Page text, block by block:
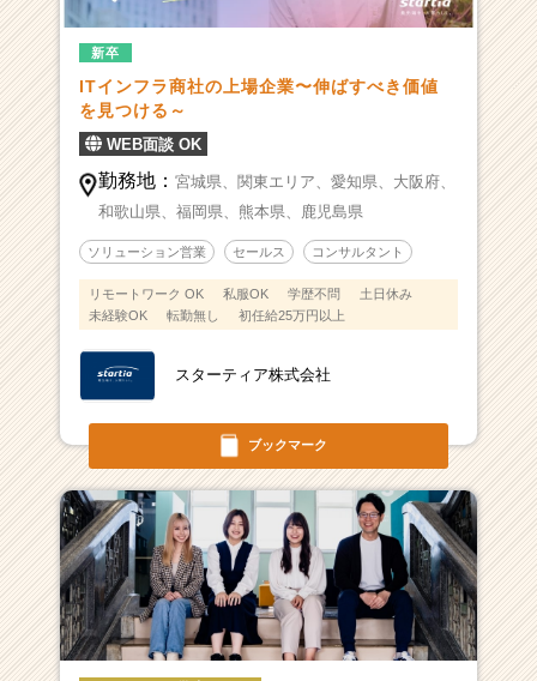
ブックマーク
新卒
ITインフラ商社の上場企業〜伸ばすべき価値
を見つける～
WEB面談 OK
勤務地： 宮城県、 関東エリア、 愛知県、 大阪府、
和歌山県、 福岡県、 熊本県、 鹿児島県
ソリューション営業 セールス コンサルタント
リモートワーク OK 私服OK 学歴不問
土日休み
未経験OK
転勤無し 初任給25万円以上
スターティア株式会社